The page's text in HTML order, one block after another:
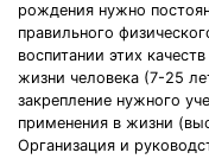
рождения нужно
правильного
воспитании этих
жизни человека (7-25
закрепление нужного
применения в жизни
Организация и